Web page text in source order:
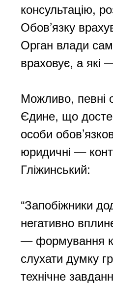
консультацію,
Обов’язку
Орган влади
враховує, а
Можливо, певні
Єдине, що
особи
юридичні —
Гліжинський:
“Запобіжники
негативно
— формування
слухати думку
технічне